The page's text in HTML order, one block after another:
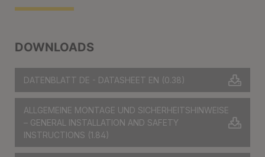
DOWNLOADS
DATENBLATT DE - DATASHEET EN (0.38)
ALLGEMEINE MONTAGE UND SICHERHEITSHINWEISE
– GENERAL INSTALLATION AND SAFETY
INSTRUCTIONS (1.84)